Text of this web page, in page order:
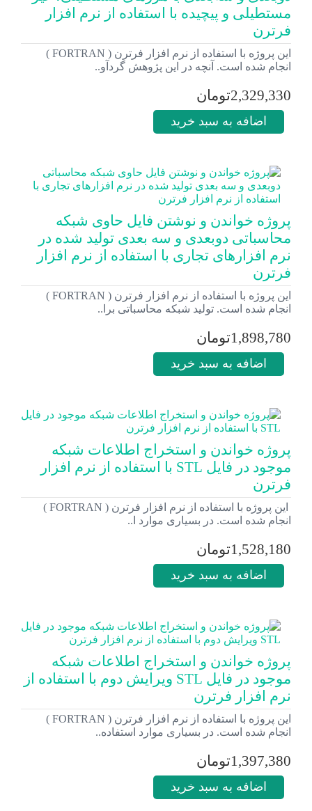
مستطیلی و پیچیده با استفاده از نرم افزار
فرترن
این پروژه با استفاده از نرم افزار فرترن ( FORTRAN )
انجام شده است. آنچه در این پژوهش گردآو..
2,329,330تومان
اضافه به سبد خرید
پروژه خواندن و نوشتن فایل حاوی شبکه
محاسباتی دوبعدی و سه بعدی تولید شده در
نرم افزارهای تجاری با استفاده از نرم افزار
فرترن
این پروژه با استفاده از نرم افزار فرترن ( FORTRAN )
انجام شده است. تولید شبکه محاسباتی برا..
1,898,780تومان
اضافه به سبد خرید
پروژه خواندن و استخراج اطلاعات شبکه
موجود در فایل STL با استفاده از نرم افزار
فرترن
این پروژه با استفاده از نرم افزار فرترن ( FORTRAN )
انجام شده است. در بسیاری موارد ا..
1,528,180تومان
اضافه به سبد خرید
پروژه خواندن و استخراج اطلاعات شبکه
موجود در فایل STL ویرایش دوم با استفاده از
نرم افزار فرترن
این پروژه با استفاده از نرم افزار فرترن ( FORTRAN )
انجام شده است. در بسیاری موارد استفاده..
1,397,380تومان
اضافه به سبد خرید